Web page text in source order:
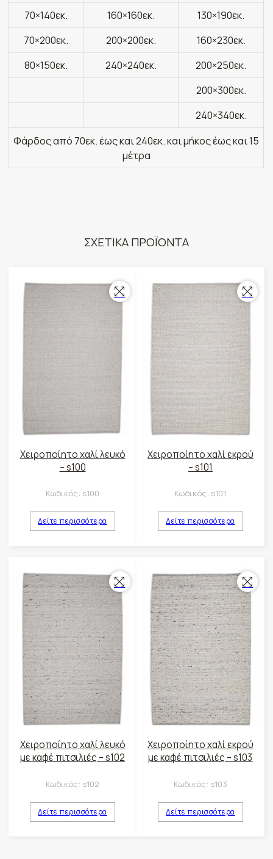
70×140εκ. 160×160εκ.
130×190εκ.
70×200εκ.
200×200εκ.
160×230εκ.
80×150εκ.
240×240εκ.
200×250εκ.
200×300εκ.
240×340εκ.
Φάρδος από 70εκ. έως και 240εκ. και μήκος έως και 15
μέτρα
ΣΧΕΤΙΚΑ ΠΡΟΪΟΝΤΑ
Χειροποίητο χαλί λευκό
– s100
Κωδικός: s100
Δείτε περισσότερα
Χειροποίητο χαλί εκρού
– s101
Κωδικός: s101
Δείτε περισσότερα
Χειροποίητο χαλί λευκό
με καφέ πιτσιλιές – s102
Κωδικός: s102
Δείτε περισσότερα
Χειροποίητο χαλί εκρού
με καφέ πιτσιλιές – s103
Κωδικός: s103
Δείτε περισσότερα